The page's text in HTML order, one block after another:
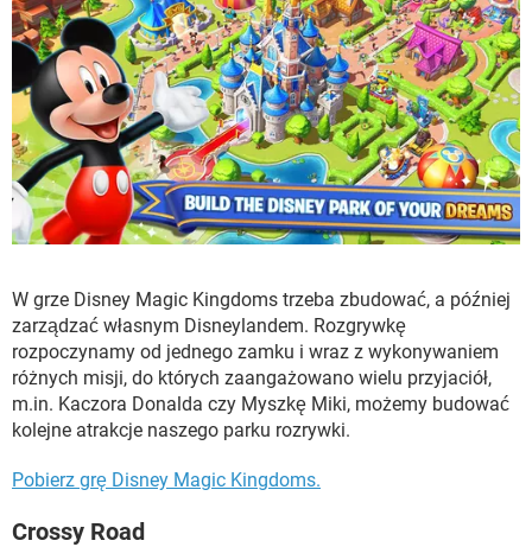
W grze Disney Magic Kingdoms trzeba zbudować, a później
zarządzać własnym Disneylandem. Rozgrywkę
rozpoczynamy od jednego zamku i wraz z wykonywaniem
różnych misji, do których zaangażowano wielu przyjaciół,
m.in. Kaczora Donalda czy Myszkę Miki, możemy budować
kolejne atrakcje naszego parku rozrywki.
Pobierz grę Disney Magic Kingdoms.
Crossy Road